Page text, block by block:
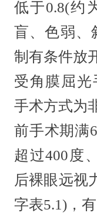
低于0.8(约
盲、色弱、
制有条件放
受角膜屈光
手术方式为
前手术期满
超过400度
后裸眼远视
字表5.1)，